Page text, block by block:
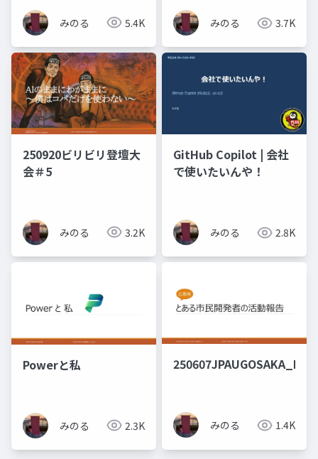
みのる 5.4K みのる 3.7K
250920ビリビリ登壇大
会＃5
みのる 3.2K
GitHub Copilot | 会社
で使いたいんや！
みのる 2.8K
Powerと私
みのる 2.3K
250607JPAUGOSAKA_LT
みのる 1.4K